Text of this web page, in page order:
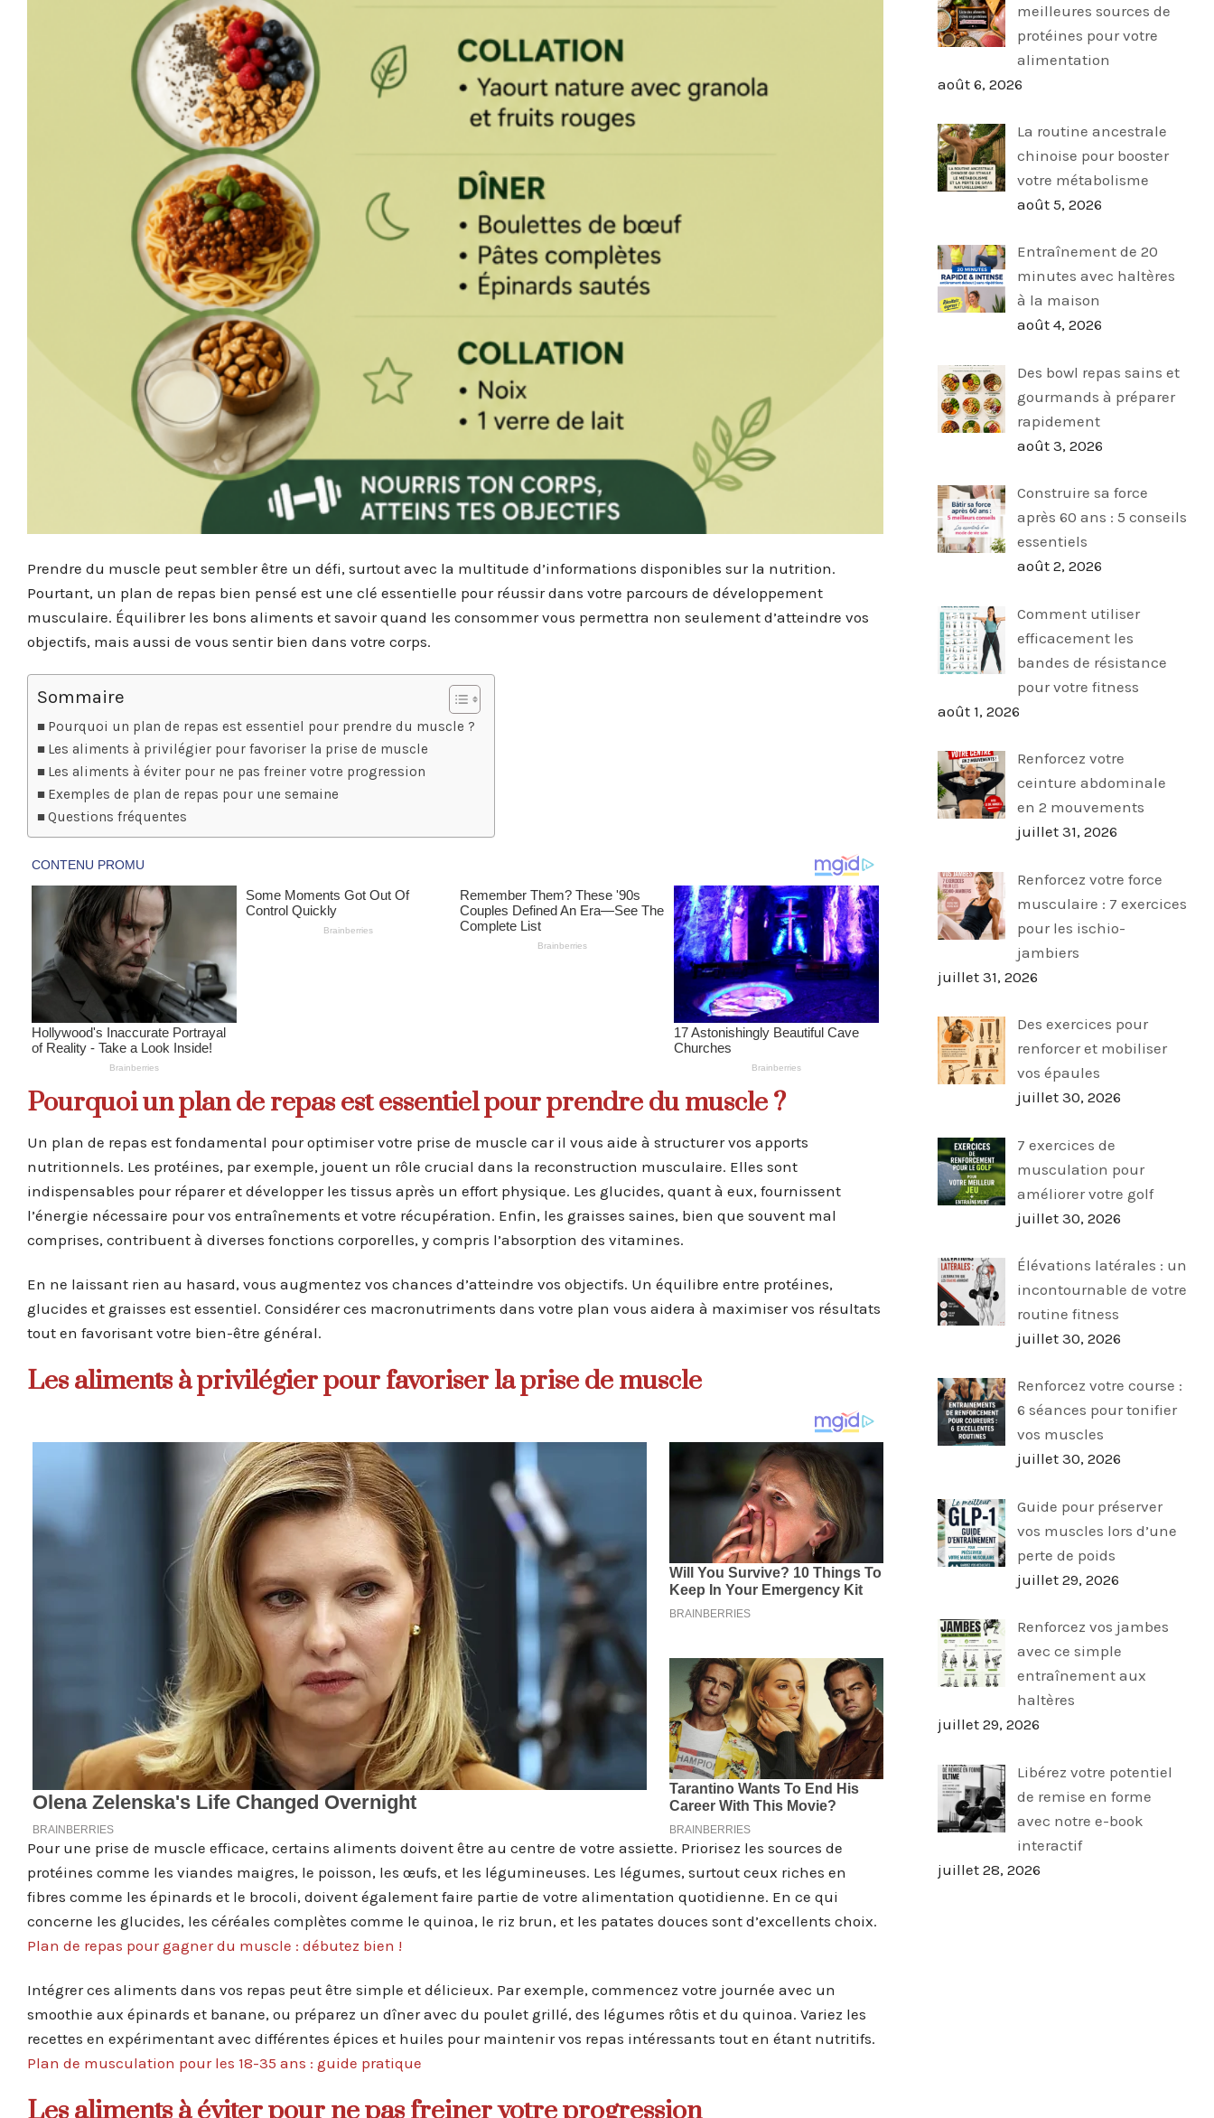
Prendre du muscle peut sembler être un défi, surtout avec la multitude d’informations disponibles sur la nutrition.
Pourtant, un plan de repas bien pensé est une clé essentielle pour réussir dans votre parcours de développement
musculaire. Équilibrer les bons aliments et savoir quand les consommer vous permettra non seulement d’atteindre vos
objectifs, mais aussi de vous sentir bien dans votre corps.
Sommaire
Pourquoi un plan de repas est essentiel pour prendre du muscle ?
Les aliments à privilégier pour favoriser la prise de muscle
Les aliments à éviter pour ne pas freiner votre progression
Exemples de plan de repas pour une semaine
Questions fréquentes
Pourquoi un plan de repas est essentiel pour prendre du muscle ?
Un plan de repas est fondamental pour optimiser votre prise de muscle car il vous aide à structurer vos apports
nutritionnels. Les protéines, par exemple, jouent un rôle crucial dans la reconstruction musculaire. Elles sont
indispensables pour réparer et développer les tissus après un effort physique. Les glucides, quant à eux, fournissent
l’énergie nécessaire pour vos entraînements et votre récupération. Enfin, les graisses saines, bien que souvent mal
comprises, contribuent à diverses fonctions corporelles, y compris l’absorption des vitamines.
En ne laissant rien au hasard, vous augmentez vos chances d’atteindre vos objectifs. Un équilibre entre protéines,
glucides et graisses est essentiel. Considérer ces macronutriments dans votre plan vous aidera à maximiser vos résultats
tout en favorisant votre bien-être général.
Les aliments à privilégier pour favoriser la prise de muscle
Pour une prise de muscle efficace, certains aliments doivent être au centre de votre assiette. Priorisez les sources de
protéines comme les viandes maigres, le poisson, les œufs, et les légumineuses. Les légumes, surtout ceux riches en
fibres comme les épinards et le brocoli, doivent également faire partie de votre alimentation quotidienne. En ce qui
concerne les glucides, les céréales complètes comme le quinoa, le riz brun, et les patates douces sont d’excellents choix.
Plan de repas pour gagner du muscle : débutez bien !
Intégrer ces aliments dans vos repas peut être simple et délicieux. Par exemple, commencez votre journée avec un
smoothie aux épinards et banane, ou préparez un dîner avec du poulet grillé, des légumes rôtis et du quinoa. Variez les
recettes en expérimentant avec différentes épices et huiles pour maintenir vos repas intéressants tout en étant nutritifs.
Plan de musculation pour les 18-35 ans : guide pratique
Les aliments à éviter pour ne pas freiner votre progression
meilleures sources de
protéines pour votre
alimentation
août 6, 2026
La routine ancestrale
chinoise pour booster
votre métabolisme
août 5, 2026
Entraînement de 20
minutes avec haltères
à la maison
août 4, 2026
Des bowl repas sains et
gourmands à préparer
rapidement
août 3, 2026
Construire sa force
après 60 ans : 5 conseils
essentiels
août 2, 2026
Comment utiliser
efficacement les
bandes de résistance
pour votre fitness
août 1, 2026
Renforcez votre
ceinture abdominale
en 2 mouvements
juillet 31, 2026
Renforcez votre force
musculaire : 7 exercices
pour les ischio-
jambiers
juillet 31, 2026
Des exercices pour
renforcer et mobiliser
vos épaules
juillet 30, 2026
7 exercices de
musculation pour
améliorer votre golf
juillet 30, 2026
Élévations latérales : un
incontournable de votre
routine fitness
juillet 30, 2026
Renforcez votre course :
6 séances pour tonifier
vos muscles
juillet 30, 2026
Guide pour préserver
vos muscles lors d’une
perte de poids
juillet 29, 2026
Renforcez vos jambes
avec ce simple
entraînement aux
haltères
juillet 29, 2026
Libérez votre potentiel
de remise en forme
avec notre e-book
interactif
juillet 28, 2026